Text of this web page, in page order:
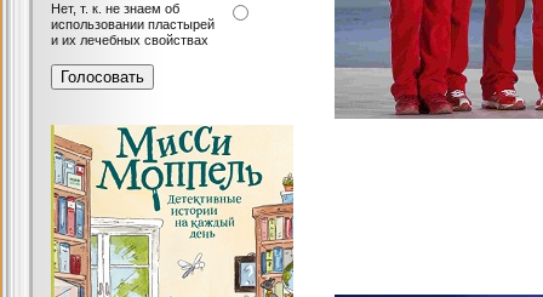
Нет, т. к. не знаем об
использовании пластырей
и их лечебных свойствах